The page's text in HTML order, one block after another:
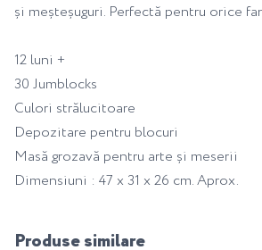
și meșteșuguri. Perfectă pentru orice
12 luni +
30 Jumblocks
Culori strălucitoare
Depozitare pentru blocuri
Masă grozavă pentru arte și meserii
Dimensiuni : 47 x 31 x 26 cm. Aprox.
Produse similare